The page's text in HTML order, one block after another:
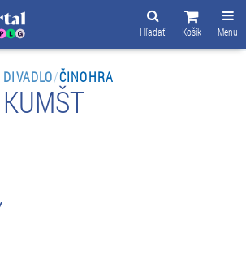
Menu
Košík
Hľadať
DIVADLO/ČINOHRA
KUMŠT